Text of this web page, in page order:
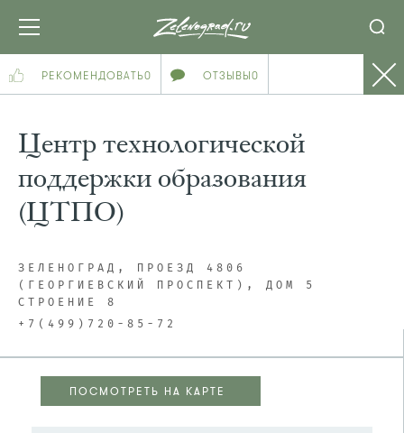
РЕКОМЕНДОВАТЬ0 ОТЗЫВЫ0
Центр технологической
поддержки образования
(ЦТПО)
ЗЕЛЕНОГРАД, ПРОЕЗД 4806
(ГЕОРГИЕВСКИЙ ПРОСПЕКТ), ДОМ 5
СТРОЕНИЕ 8
+7(499)720-85-72
ПОСМОТРЕТЬ НА КАРТЕ